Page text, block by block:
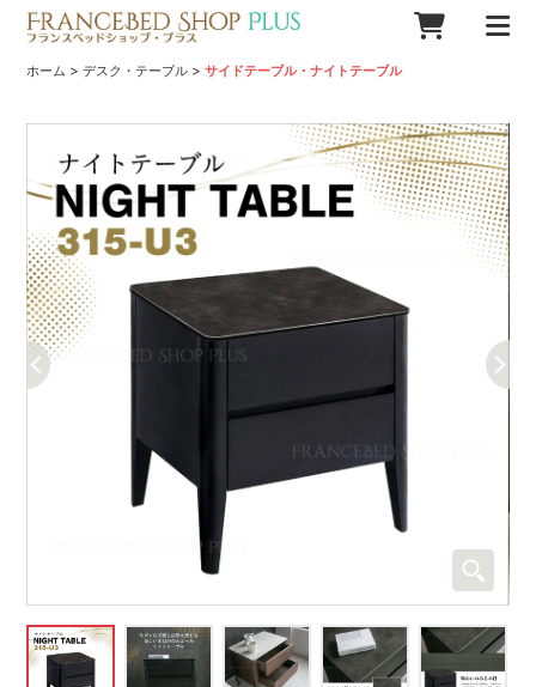
ホーム >デスク・テーブル >サイドテーブル・ナイトテーブル